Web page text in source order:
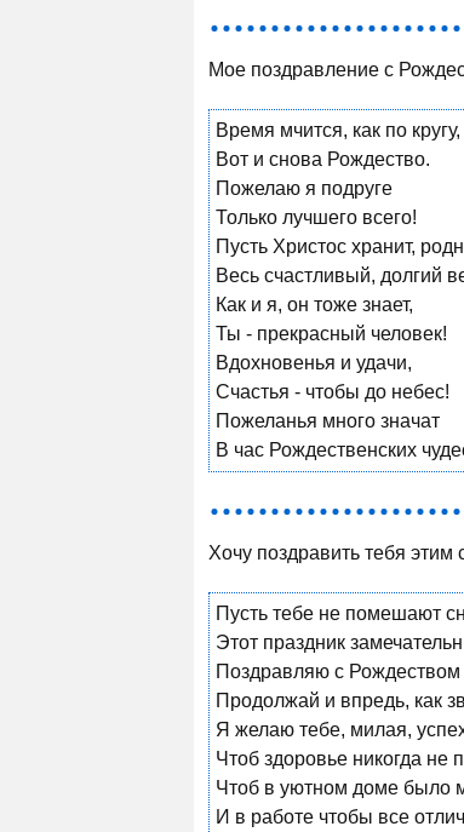
Мое поздравление с
Время мчится, как по кругу,
Вот и снова Рождество.
Пожелаю я подруге
Только лучшего всего!
Пусть Христос хранит,
Весь счастливый, долгий
Как и я, он тоже знает,
Ты - прекрасный человек!
Вдохновенья и удачи,
Счастья - чтобы до небес!
Пожеланья много значат
В час Рождественских
Хочу поздравить тебя
Пусть тебе не помешают
Этот праздник
Поздравляю с Рождеством
Продолжай и впредь, как
Я желаю тебе, милая,
Чтоб здоровье никогда не
Чтоб в уютном доме было
И в работе чтобы все